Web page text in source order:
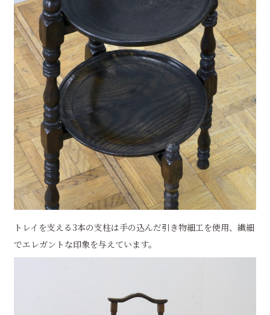
トレイを支える3本の支柱は手の込んだ引き物細工を使用、繊細
でエレガントな印象を与えています。